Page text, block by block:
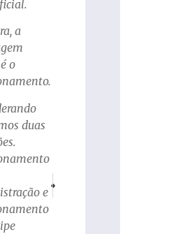
a
o
duas
e
SC se despede de Ice, o pioneiro entre